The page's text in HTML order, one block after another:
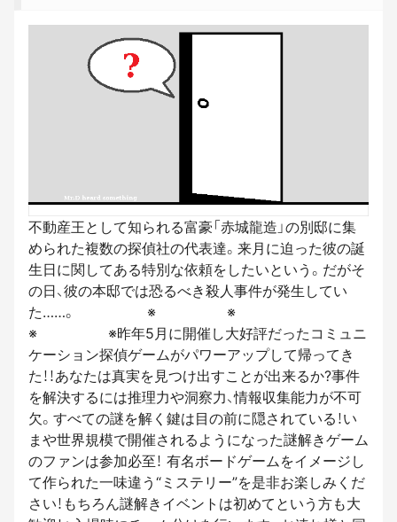
不動産王として知られる富豪「赤城龍造」の別邸に集
められた複数の探偵社の代表達。来月に迫った彼の誕
生日に関してある特別な依頼をしたいという。だがそ
の日、彼の本邸では恐るべき殺人事件が発生してい
た……。 ※ ※
※ ※昨年5月に開催し大好評だったコミュニ
ケーション探偵ゲームがパワーアップして帰ってき
た！！あなたは真実を見つけ出すことが出来るか?事件
を解決するには推理力や洞察力、情報収集能力が不可
欠。すべての謎を解く鍵は目の前に隠されている！い
まや世界規模で開催されるようになった謎解きゲーム
のファンは参加必至！ 有名ボードゲームをイメージし
て作られた一味違う“ミステリー”を是非お楽しみくだ
さい！もちろん謎解きイベントは初めてという方も大